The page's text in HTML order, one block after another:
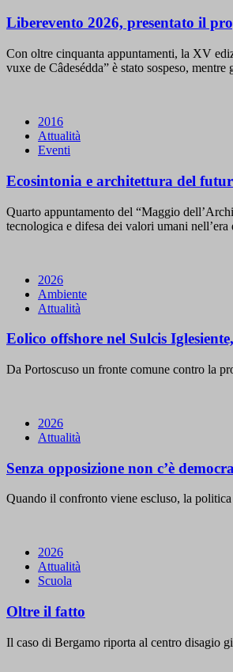
Liberevento 2026, presentato il
Con oltre cinquanta appuntamenti, la XV
vuxe de Câdesédda” è stato sospeso,
2016
Attualità
Eventi
Ecosintonia e architettura del
Quarto appuntamento del “Maggio
tecnologica e difesa dei valori umani nell’era
2026
Ambiente
Attualità
Eolico offshore nel Sulcis
Da Portoscuso un fronte comune contro la
2026
Attualità
Senza opposizione non c’è
Quando il confronto viene escluso, la
2026
Attualità
Scuola
Oltre il fatto
Il caso di Bergamo riporta al centro disagio